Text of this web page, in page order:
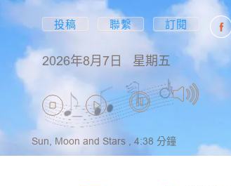
投稿 聯繫 訂閱
2026年8月7日 星期五
Sun, Moon and Stars , 4:38 分鐘